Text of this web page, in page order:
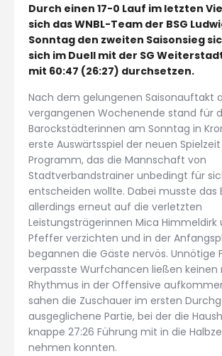
Durch einen 17-0 Lauf im letzten
sich das WNBL-Team der BSG
Sonntag den zweiten Saisonsieg
sich im Duell mit der SG
mit 60:47 (26:27) durchsetzen.
Nach dem gelungenen Saisonauftakt
vergangenen Wochenende stand für
Barockstädterinnen am Sonntag in
erste Auswärtsspiel der neuen
Programm, das die Mannschaft von
Stadtverbandstrainer unbedingt für
entscheiden wollte. Dabei musste das
allerdings erneut auf die verletzten
Leistungsträgerinnen Mica Himmeldirk
Pfeffer verzichten und in der
begannen die Gäste nervös. Unnötige
verpasste Wurfchancen ließen keinen
Rhythmus in der Offensive
sahen die Zuschauer im ersten
ausgeglichene Partie, bei der die
knappe 27:26 Führung mit in die
nehmen konnten.